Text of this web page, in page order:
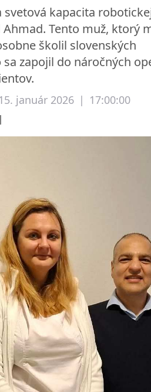
svetová kapacita
Ahmad. Tento muž, ktorý
školil slovenských
zapojil do náročných
15. január 2026 | 17:00:00